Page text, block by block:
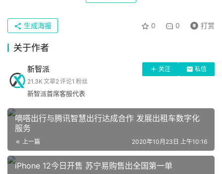
科
机
家
电
（多视角模式，360度呈现赛事盛况）
经过三天激烈角逐，最终三天两场比赛冠军由胡子陈战队
（快手昵称@旭日阳光刘大大师）、联兴饵料元隆电力队
（@渔跃工坊钓具滕正伟、@小四川《钓鱼添加剂制品》）
收获囊中，并一举斩获100万元奖金的超级大奖，而三旺鱼
《清哥说钓》）、则分别拿下第2名，泸州千川队、渔胜俱
乐部队获得季军。
0 0 打赏
生成海报
关于作者
新智派 关注
私信
21.3K 文章2评论1 粉丝
新智派首席客服代表
嘀嗒出行与腾讯智慧出行达成合作 发展出租车数字化
服务
上一篇 2020年10月23日 上午10:16
iPhone 12今日开售 苏宁易购售出全国第一单